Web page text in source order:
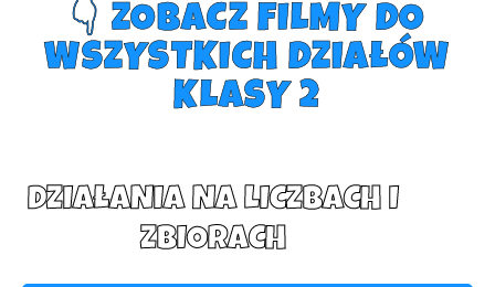
👇 ZOBACZ FILMY DO
WSZYSTKICH DZIAŁÓW
KLASY 2
DZIAŁANIA NA LICZBACH I
ZBIORACH